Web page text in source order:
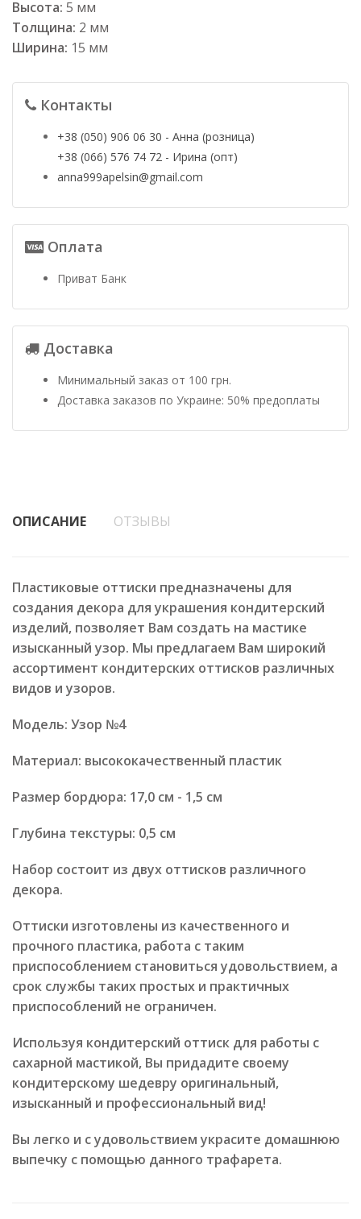
Высота: 5 мм
Толщина: 2 мм
Ширина: 15 мм
Контакты
+38 (050) 906 06 30 - Анна (розница)
+38 (066) 576 74 72 - Ирина (опт)
anna999apelsin@gmail.com
Оплата
Приват Банк
Доставка
Минимальный заказ от 100 грн.
Доставка заказов по Украине: 50% предоплаты
ОПИСАНИЕ ОТЗЫВЫ
Пластиковые оттиски предназначены для
создания декора для украшения кондитерский
изделий, позволяет Вам создать на мастике
изысканный узор. Мы предлагаем Вам широкий
ассортимент кондитерских оттисков различных
видов и узоров.
Модель: Узор №4
Материал: высококачественный пластик
Размер бордюра: 17,0 см - 1,5 см
Глубина текстуры: 0,5 см
Набор состоит из двух оттисков различного
декора.
Оттиски изготовлены из качественного и
прочного пластика, работа с таким
приспособлением становиться удовольствием, а
срок службы таких простых и практичных
приспособлений не ограничен.
Используя кондитерский оттиск для работы с
сахарной мастикой, Вы придадите своему
кондитерскому шедевру оригинальный,
изысканный и профессиональный вид!
Вы легко и с удовольствием украсите домашнюю
выпечку с помощью данного трафарета.